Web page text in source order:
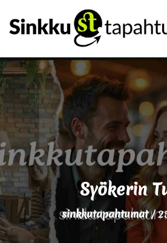
Syökerin
sinkkutapahtumat/